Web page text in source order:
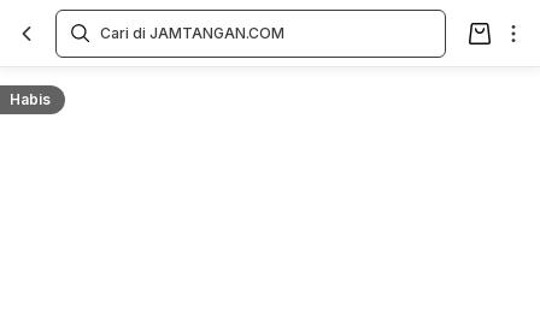
Habis
Overview